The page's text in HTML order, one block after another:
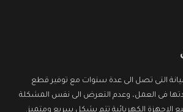
التى تصل الى عدة سنوات مع توفير قطع
فى العمل، وعدم التعرض الى نفس المشكلة